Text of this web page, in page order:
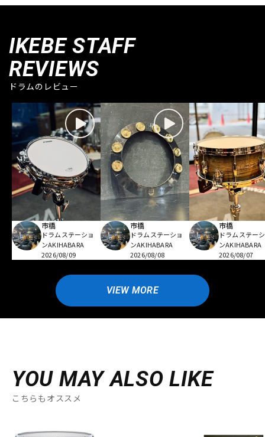
IKEBE STAFF
REVIEWS
ドラムのレビュー
市橋
ドラムステーショ
ンAKIHABARA
2026/08/09
市橋
ドラムステーショ
ンAKIHABARA
2026/08/08
市橋
ドラムステー
ンAKIHABARA
2026/08/07
VIEW MORE
YOU MAY ALSO LIKE
こちらもオススメ